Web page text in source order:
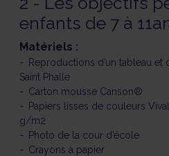
enfants de 7 à
Matériels :
Reproductions d’un tableau et
Saint Phalle
Carton mousse Canson®
Papiers lisses de couleurs
g/m2
Photo de la cour d’école
Crayons à papier